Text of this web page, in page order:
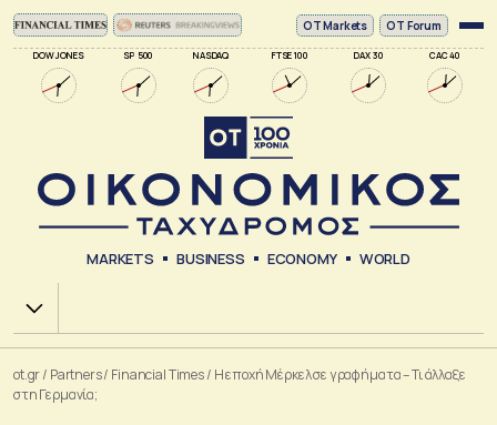
DOW JONES SP 500 NASDAQ FTSE 100 DAX 30 CAC 40
ΟΤ Markets OT Forum
MARKETS BUSINESS ECONOMY WORLD
Χ.Α.
ot.gr/ Partners/ Financial Times/ Η εποχή Μέρκελ σε γραφήματα – Τι άλλαξε
στη Γερμανία;